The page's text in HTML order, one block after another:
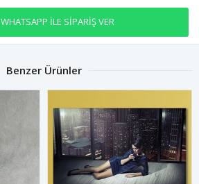
WHATSAPP İLE SİPARİŞ VER
Benzer Ürünler